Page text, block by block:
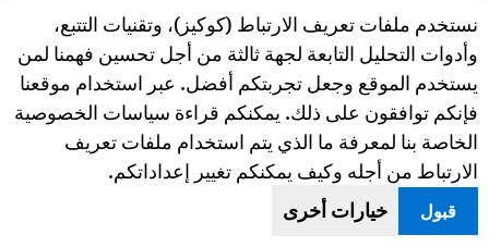
السورية مسؤولة عن استخدام الأسلحة الكيميائية في مناسبات
متعددة خلال النزاع السوري. [49]
عملت منظمات حقوق الإنسان السورية والدولية مع خبراء
قانونيين دوليين لإنشاء محكمة مستقلة لمقاضاة مستخدمي
الأسلحة الكيميائية. إذا تم المضي قدما في هذه المبادرة، فإن
المحكمة المقترحة القائمة على معاهدة يمكن أن تقاضي
المشتبه في استخدامهم عوامل سامة محظورة في جميع أنحاء
Human Rights Watch cookie preferences
نستخدم ملفات تعريف الارتباط (كوكيز)، وتقنيات التتبع،
وأدوات التحليل التابعة لجهة ثالثة من أجل تحسين فهمنا لمن
يستخدم الموقع وجعل تجربتكم أفضل. عبر استخدام موقعنا
فإنكم توافقون على ذلك. يمكنكم قراءة سياسات الخصوصية
الخاصة بنا لمعرفة ما الذي يتم استخدام ملفات تعريف
الارتباط من أجله وكيف يمكنكم تغيير إعداداتكم.
قبول خيارات أخرى